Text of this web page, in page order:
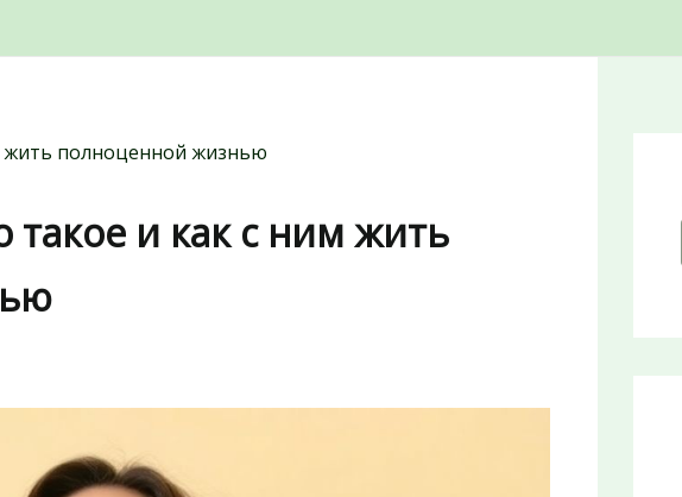
жить полноценной жизнью
такое и как с ним жить